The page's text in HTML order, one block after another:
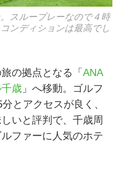
スループレーなので４時
ンディションは最高でし
の拠点となる「 ANA
歳 」へ移動。ゴルフ
とアクセスが良く、
いと評判で、千歳周
ファーに人気のホテ